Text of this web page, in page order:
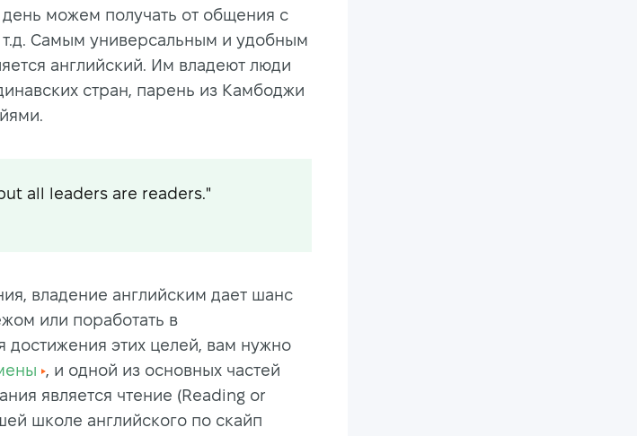
можем получать от общения с
Самым универсальным и удобным
английский. Им владеют люди
стран, парень из Камбоджи
all leaders are readers."
владение английским дает шанс
или поработать в
этих целей, вам нужно
, и одной из основных частей
является чтение (Reading or
школе английского по скайп